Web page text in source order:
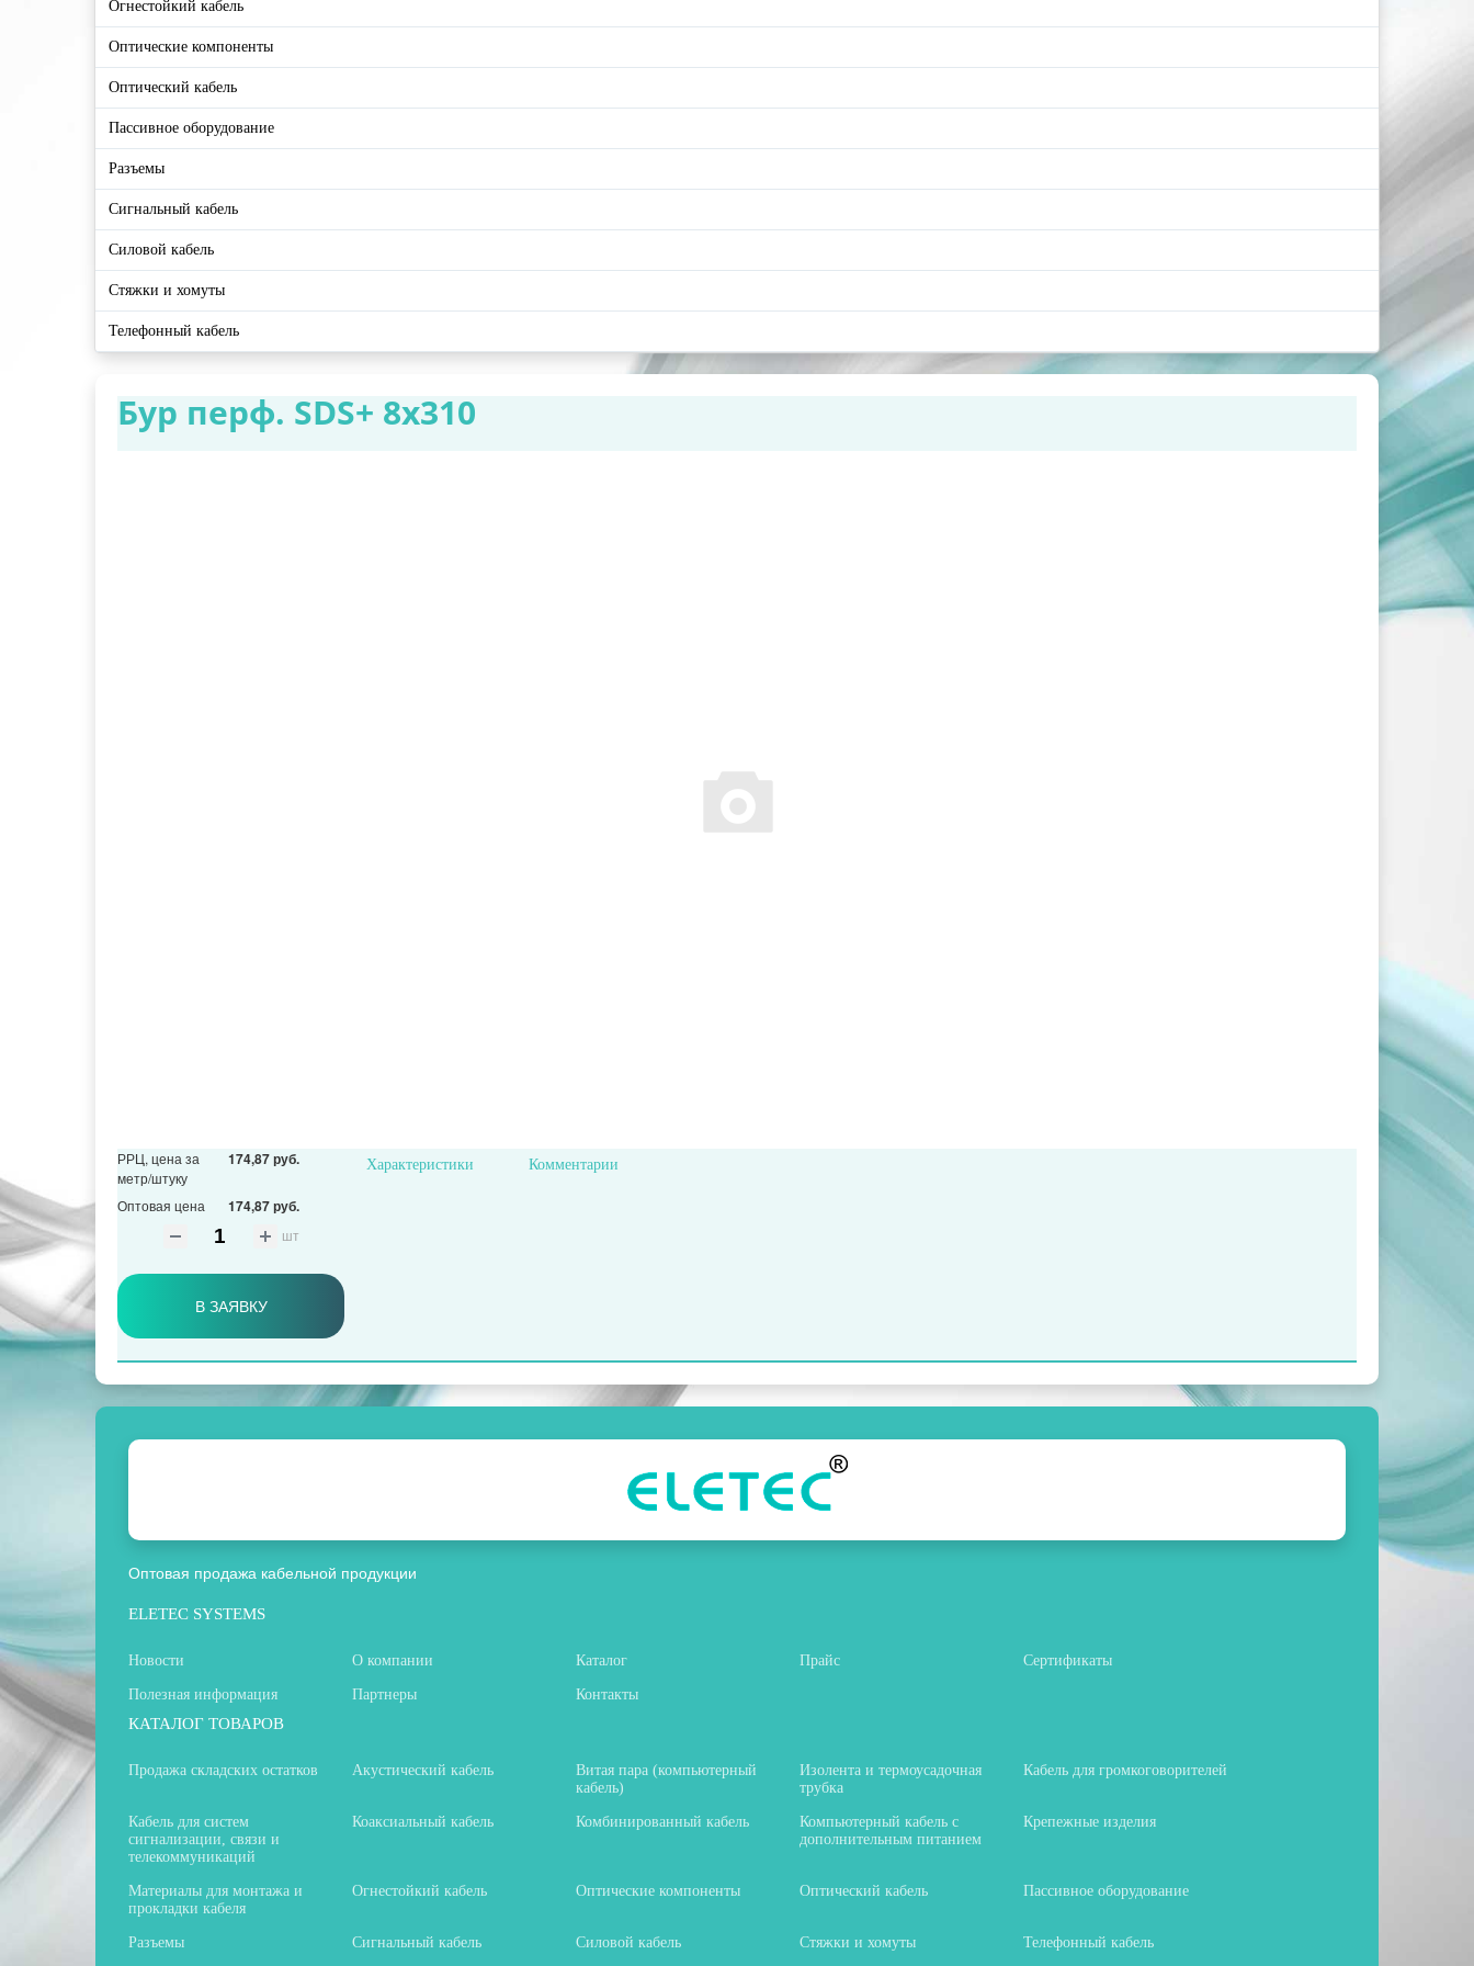
Огнестойкий кабель
Оптические компоненты
Оптический кабель
Пассивное оборудование
Разъемы
Сигнальный кабель
Силовой кабель
Стяжки и хомуты
Телефонный кабель
Бур перф. SDS+ 8х310
РРЦ, цена за
метр/штуку
174,87 руб.
Оптовая цена 174,87 руб.
шт
В ЗАЯВКУ
Характеристики Комментарии
Оптовая продажа кабельной продукции
ELETEC SYSTEMS
Новости О компании Каталог Прайс Сертификаты
Полезная информация Партнеры Контакты
КАТАЛОГ ТОВАРОВ
Продажа складских остатков Акустический кабель
Витая пара (компьютерный
кабель)
Изолента и термоусадочная
трубка
Кабель для громкоговорителей
Кабель для систем
сигнализации, связи и
телекоммуникаций
Коаксиальный кабель Комбинированный кабель
Компьютерный кабель с
дополнительным питанием
Крепежные изделия
Материалы для монтажа и
прокладки кабеля
Огнестойкий кабель Оптические компоненты Оптический кабель Пассивное оборудование
Разъемы Сигнальный кабель Силовой кабель Стяжки и хомуты Телефонный кабель